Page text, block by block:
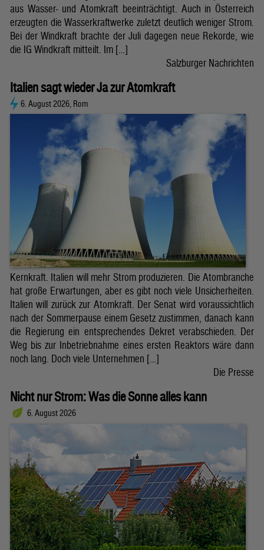
aus Wasser- und Atomkraft beeinträchtigt. Auch in Österreich
erzeugten die Wasserkraftwerke zuletzt deutlich weniger Strom.
Bei der Windkraft brachte der Juli dagegen neue Rekorde, wie
die IG Windkraft mitteilt. Im […]
Salzburger Nachrichten
Italien sagt wieder Ja zur Atomkraft
6. August 2026, Rom
Kernkraft. Italien will mehr Strom produzieren. Die Atombranche
hat große Erwartungen, aber es gibt noch viele Unsicherheiten.
Italien will zurück zur Atomkraft. Der Senat wird voraussichtlich
nach der Sommerpause einem Gesetz zustimmen, danach kann
die Regierung ein entsprechendes Dekret verabschieden. Der
Weg bis zur Inbetriebnahme eines ersten Reaktors wäre dann
noch lang. Doch viele Unternehmen […]
Die Presse
Nicht nur Strom: Was die Sonne alles kann
6. August 2026